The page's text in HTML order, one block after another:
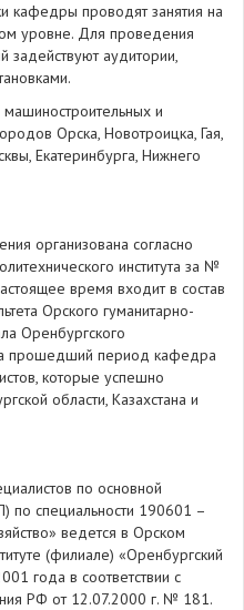
кафедры проводят занятия на
уровне. Для проведения
задействуют аудитории,
и
Орска, Новотроицка, Гая,
Екатеринбурга, Нижнего
организована согласно
института за №
время входит в состав
Орского гуманитарно-
Оренбургского
прошедший период кафедра
которые успешно
области, Казахстана и
по основной
по специальности 190601 –
ведется в Орском
(филиале) «Оренбургский
года в соответствии с
РФ от 12.07.2000 г. № 181.